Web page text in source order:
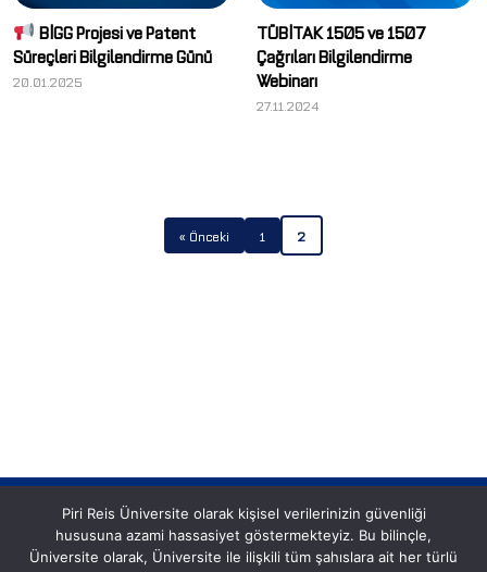
BİGG Projesi ve Patent
Süreçleri Bilgilendirme Günü
20.01.2025
TÜBİTAK 1505 ve 1507
Çağrıları Bilgilendirme
Webinarı
27.11.2024
« Önceki 1 2
Piri Reis Üniversite olarak kişisel verilerinizin güvenliği
hususuna azami hassasiyet göstermekteyiz. Bu bilinçle,
Üniversite olarak, Üniversite ile ilişkili tüm şahıslara ait her türlü